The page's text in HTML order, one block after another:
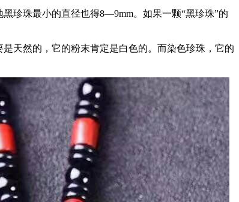
珍珠最小的直径也得8—9mm。如果一颗“黑珍珠”的
天然的，它的粉末肯定是白色的。而染色珍珠，它的